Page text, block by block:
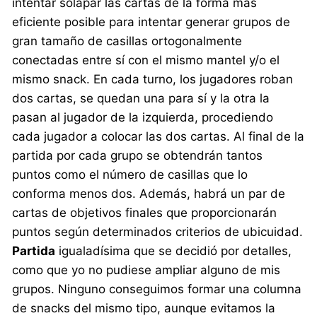
eficiente posible para intentar generar grupos de
gran tamaño de casillas ortogonalmente
conectadas entre sí con el mismo mantel y/o el
mismo snack. En cada turno, los jugadores roban
dos cartas, se quedan una para sí y la otra la
pasan al jugador de la izquierda, procediendo
cada jugador a colocar las dos cartas. Al final de la
partida por cada grupo se obtendrán tantos
puntos como el número de casillas que lo
conforma menos dos. Además, habrá un par de
cartas de objetivos finales que proporcionarán
puntos según determinados criterios de ubicuidad.
Partida igualadísima que se decidió por detalles,
como que yo no pudiese ampliar alguno de mis
grupos. Ninguno conseguimos formar una columna
de snacks del mismo tipo, aunque evitamos la